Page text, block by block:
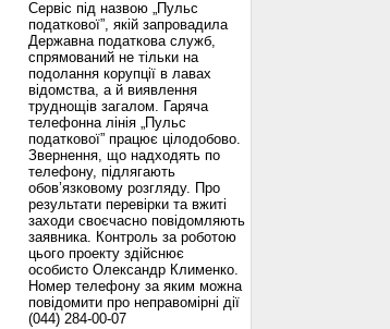
Сервіс під назвою „Пульс
податкової”, якій запровадила
Державна податкова служб,
спрямований не тільки на
подолання корупції в лавах
відомства, а й виявлення
труднощів загалом. Гаряча
телефонна лінія „Пульс
податкової” працює цілодобово.
Звернення, що надходять по
телефону, підлягають
обов’язковому розгляду. Про
результати перевірки та вжиті
заходи своєчасно повідомляють
заявника. Контроль за роботою
цього проекту здійснює
особисто Олександр Клименко.
Номер телефону за яким можна
повідомити про неправомірні дії
(044) 284-00-07